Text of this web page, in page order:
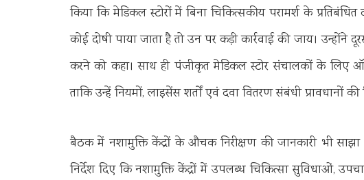
किया कि मेडिकल स्टोरों में बिना चिकित्सकीय परामर्श के
कोई दोषी पाया जाता है तो उन पर कड़ी कार्रवाई की जाय। उन्होंने
करने को कहा। साथ ही पंजीकृत मेडिकल स्टोर संचालकों के लिए
ताकि उन्हें नियमों, लाइसेंस शर्तों एवं दवा वितरण संबंधी प्रावधानों
बैठक में नशामुक्ति केंद्रों के औचक निरीक्षण की जानकारी भी साझा
निर्देश दिए कि नशामुक्ति केंद्रों में उपलब्ध चिकित्सा सुविधाओं,